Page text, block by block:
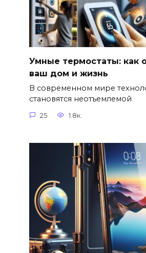
Умные термостаты: как
ваш дом и жизнь
В современном мире
становятся неотъемлемой
25 1.8к.